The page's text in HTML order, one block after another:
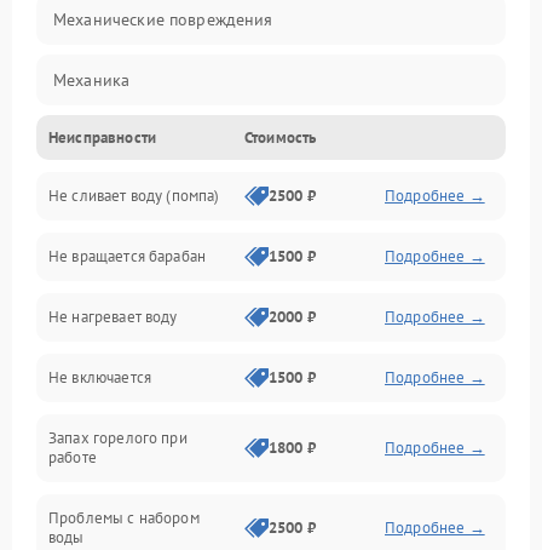
Механические повреждения
Механика
Электропитание
Водоснабжение
Слив
Программное обеспечение
Неисправности Стоимость
Не сливает воду (помпа) 2500 ₽ Подробнее →
Не вращается барабан 1500 ₽ Подробнее →
Не нагревает воду 2000 ₽ Подробнее →
Не включается 1500 ₽ Подробнее →
Запах горелого при
работе
1800 ₽ Подробнее →
Проблемы с набором
воды
2500 ₽ Подробнее →